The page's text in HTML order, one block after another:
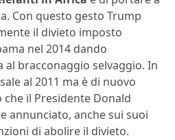
Con questo gesto Trump
il divieto imposto
nel 2014 dando
al bracconaggio selvaggio. In
al 2011 ma è di nuovo
il Presidente Donald
annunciato, anche sui suoi
di abolire il divieto.